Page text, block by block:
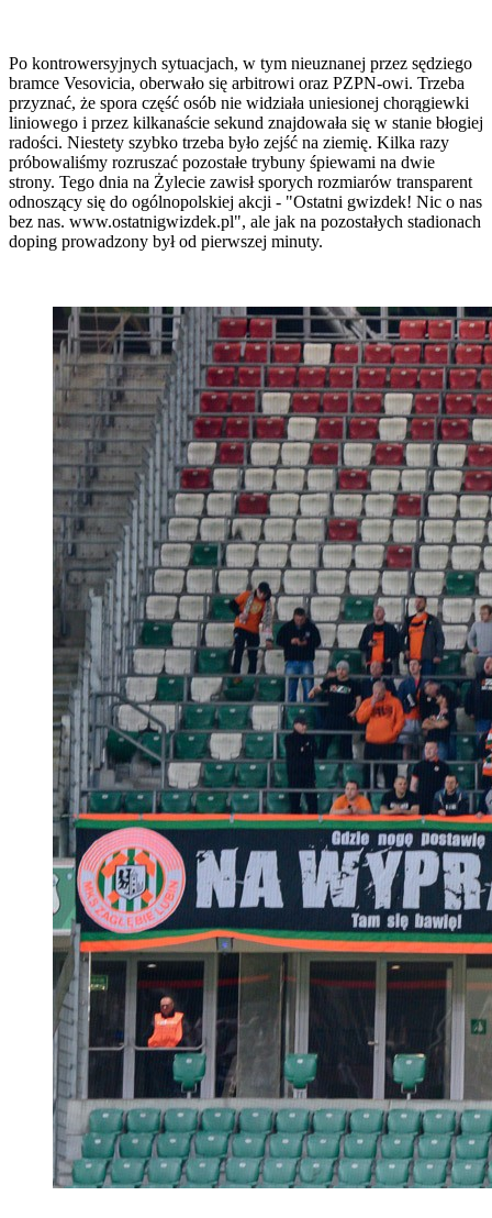
Po kontrowersyjnych sytuacjach, w tym nieuznanej przez sędziego
bramce Vesovicia, oberwało się arbitrowi oraz PZPN-owi. Trzeba
przyznać, że spora część osób nie widziała uniesionej chorągiewki
liniowego i przez kilkanaście sekund znajdowała się w stanie błogiej
radości. Niestety szybko trzeba było zejść na ziemię. Kilka razy
próbowaliśmy rozruszać pozostałe trybuny śpiewami na dwie
strony. Tego dnia na Żylecie zawisł sporych rozmiarów transparent
odnoszący się do ogólnopolskiej akcji - "Ostatni gwizdek! Nic o nas
bez nas. www.ostatnigwizdek.pl", ale jak na pozostałych stadionach
doping prowadzony był od pierwszej minuty.